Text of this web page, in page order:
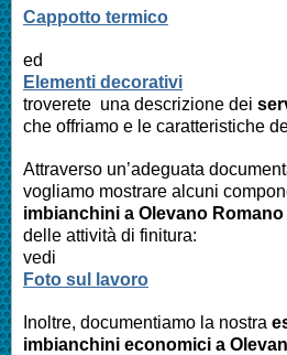
Cappotto termico
ed
Elementi decorativi
troverete una descrizione dei
che offriamo e le caratteristiche
Attraverso un’adeguata
vogliamo mostrare alcuni
imbianchini a Olevano Romano
delle attività di finitura:
vedi
Foto sul lavoro
Inoltre, documentiamo la nostra
imbianchini economici a